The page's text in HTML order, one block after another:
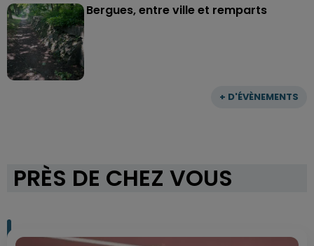
+ D'ÉVÈNEMENTS
Bergues, entre ville et remparts
PRÈS DE CHEZ VOUS